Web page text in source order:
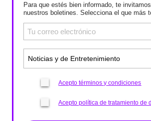
Para que estés bien informado, te
nuestros boletines. Selecciona el que más
Acepto términos y condiciones
Acepto política de tratamiento de